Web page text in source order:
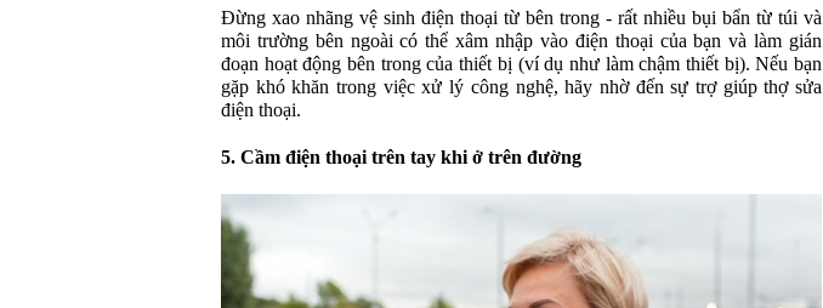
Đừng xao nhãng vệ sinh điện thoại từ bên trong - rất nhiều bụi bẩn từ túi và
môi trường bên ngoài có thể xâm nhập vào điện thoại của bạn và làm gián
đoạn hoạt động bên trong của thiết bị (ví dụ như làm chậm thiết bị). Nếu bạn
gặp khó khăn trong việc xử lý công nghệ, hãy nhờ đến sự trợ giúp thợ sửa
điện thoại.
5. Cầm điện thoại trên tay khi ở trên đường